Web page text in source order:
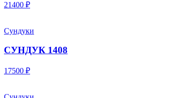
21400 ₽
Сундуки
СУНДУК 1408
17500 ₽